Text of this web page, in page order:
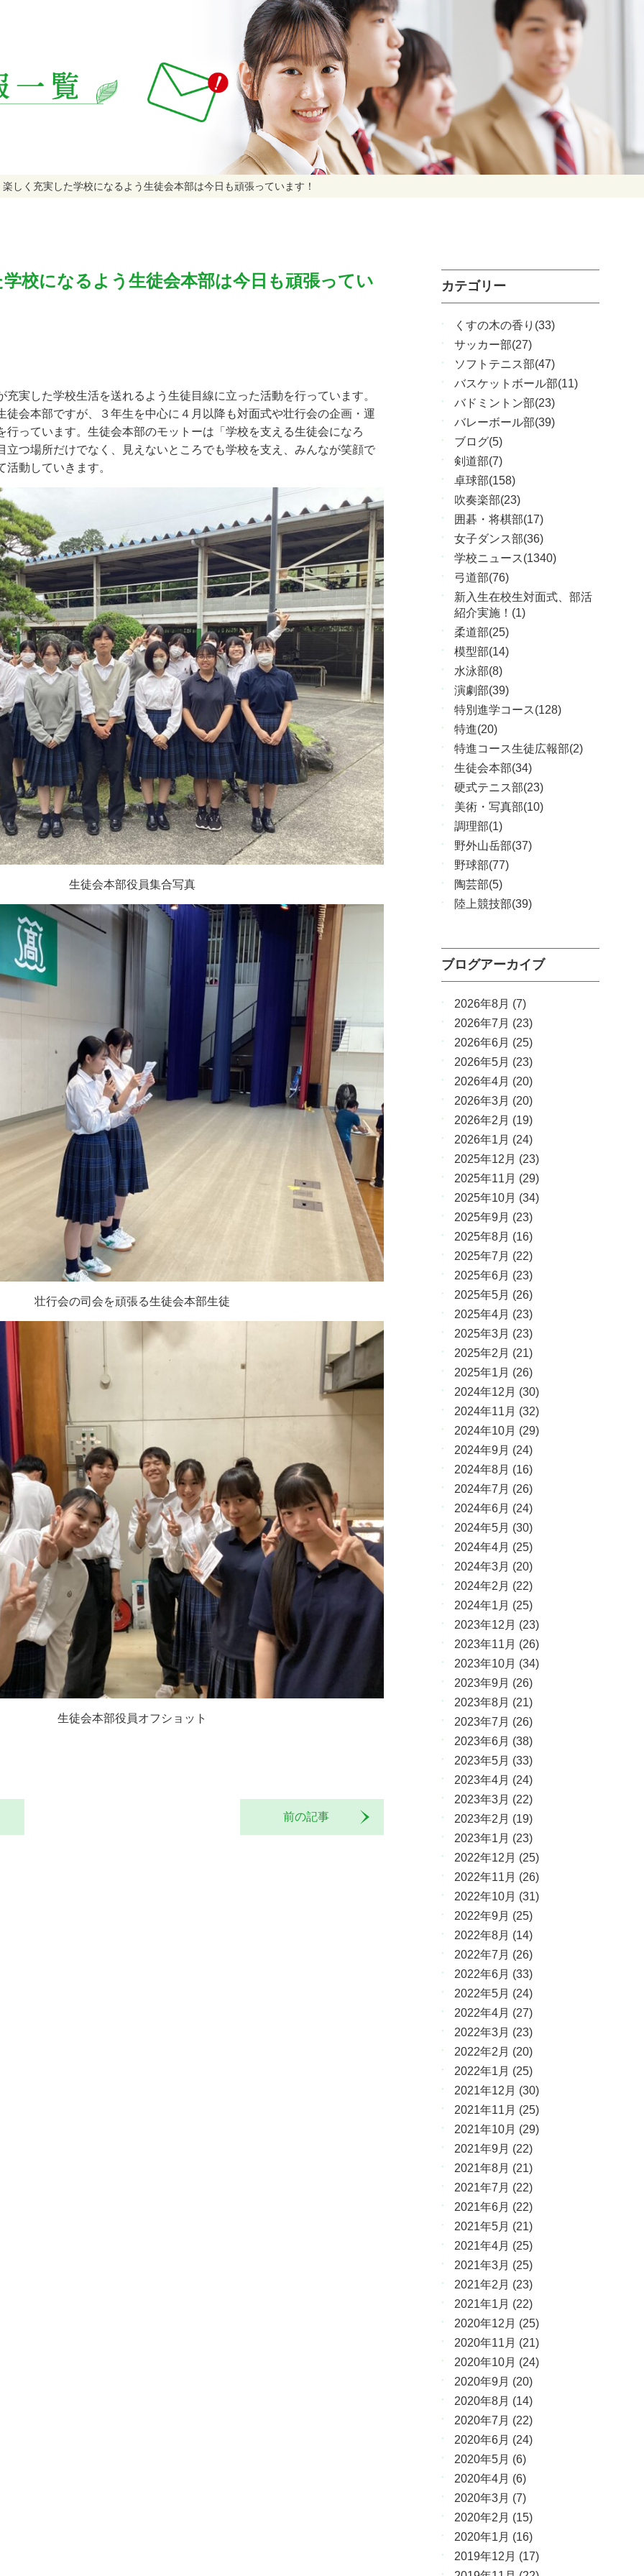
楽しく充実した学校になるよう生徒会本部は今日も頑張っています！
校になるよう生徒会本部は今日も頑張ってい
実した学校生活を送れるよう生徒目線に立った活動を行っています。
徒会本部ですが、３年生を中心に４月以降も対面式や壮行会の企画・運
行っています。生徒会本部のモットーは「学校を支える生徒会になろ
立つ場所だけでなく、見えないところでも学校を支え、みんなが笑顔で
動していきます。
生徒会本部役員集合写真
壮行会の司会を頑張る生徒会本部生徒
生徒会本部役員オフショット
前の記事
カテゴリー
くすの木の香り(33)
サッカー部(27)
ソフトテニス部(47)
バスケットボール部(11)
バドミントン部(23)
バレーボール部(39)
ブログ(5)
剣道部(7)
卓球部(158)
吹奏楽部(23)
囲碁・将棋部(17)
女子ダンス部(36)
学校ニュース(1340)
弓道部(76)
新入生在校生対面式、部活
紹介実施！(1)
柔道部(25)
模型部(14)
水泳部(8)
演劇部(39)
特別進学コース(128)
特進(20)
特進コース生徒広報部(2)
生徒会本部(34)
硬式テニス部(23)
美術・写真部(10)
調理部(1)
野外山岳部(37)
野球部(77)
陶芸部(5)
陸上競技部(39)
ブログアーカイブ
2026年8月 (7)
2026年7月 (23)
2026年6月 (25)
2026年5月 (23)
2026年4月 (20)
2026年3月 (20)
2026年2月 (19)
2026年1月 (24)
2025年12月 (23)
2025年11月 (29)
2025年10月 (34)
2025年9月 (23)
2025年8月 (16)
2025年7月 (22)
2025年6月 (23)
2025年5月 (26)
2025年4月 (23)
2025年3月 (23)
2025年2月 (21)
2025年1月 (26)
2024年12月 (30)
2024年11月 (32)
2024年10月 (29)
2024年9月 (24)
2024年8月 (16)
2024年7月 (26)
2024年6月 (24)
2024年5月 (30)
2024年4月 (25)
2024年3月 (20)
2024年2月 (22)
2024年1月 (25)
2023年12月 (23)
2023年11月 (26)
2023年10月 (34)
2023年9月 (26)
2023年8月 (21)
2023年7月 (26)
2023年6月 (38)
2023年5月 (33)
2023年4月 (24)
2023年3月 (22)
2023年2月 (19)
2023年1月 (23)
2022年12月 (25)
2022年11月 (26)
2022年10月 (31)
2022年9月 (25)
2022年8月 (14)
2022年7月 (26)
2022年6月 (33)
2022年5月 (24)
2022年4月 (27)
2022年3月 (23)
2022年2月 (20)
2022年1月 (25)
2021年12月 (30)
2021年11月 (25)
2021年10月 (29)
2021年9月 (22)
2021年8月 (21)
2021年7月 (22)
2021年6月 (22)
2021年5月 (21)
2021年4月 (25)
2021年3月 (25)
2021年2月 (23)
2021年1月 (22)
2020年12月 (25)
2020年11月 (21)
2020年10月 (24)
2020年9月 (20)
2020年8月 (14)
2020年7月 (22)
2020年6月 (24)
2020年5月 (6)
2020年4月 (6)
2020年3月 (7)
2020年2月 (15)
2020年1月 (16)
2019年12月 (17)